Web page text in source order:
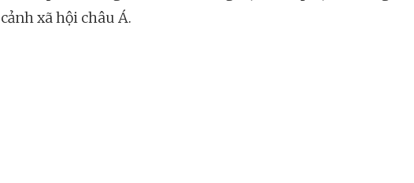
cảnh xã hội châu Á.